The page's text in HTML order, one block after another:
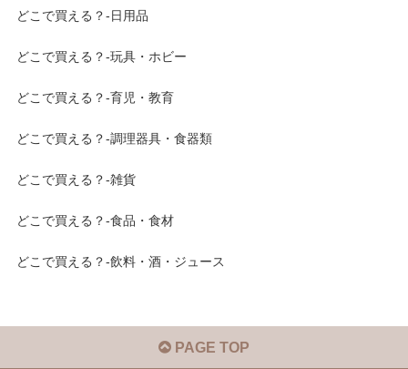
どこで買える？-日用品
どこで買える？-玩具・ホビー
どこで買える？-育児・教育
どこで買える？-調理器具・食器類
どこで買える？-雑貨
どこで買える？-食品・食材
どこで買える？-飲料・酒・ジュース
PAGE TOP